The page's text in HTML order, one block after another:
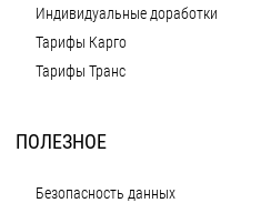
Индивидуальные доработки
Тарифы Карго
Тарифы Транс
ПОЛЕЗНОЕ
Безопасность данных